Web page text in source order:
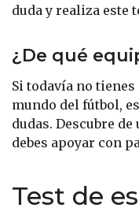
duda y realiza este
¿De qué
Si todavía no
mundo del fútbol,
dudas. Descubre
debes apoyar con
Test de